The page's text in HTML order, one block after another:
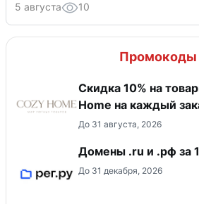
5 августа 10
Промокоды
Скидка 10% на
Home на каждый
До 31 августа, 2026
Домены .ru и .рф за
До 31 декабря, 2026